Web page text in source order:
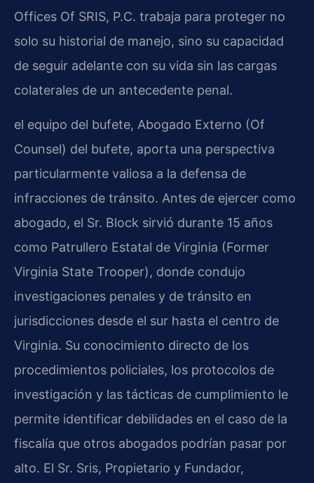
Offices Of SRIS, P.C. trabaja para proteger no
solo su historial de manejo, sino su capacidad
de seguir adelante con su vida sin las cargas
colaterales de un antecedente penal.
el equipo del bufete, Abogado Externo (Of
Counsel) del bufete, aporta una perspectiva
particularmente valiosa a la defensa de
infracciones de tránsito. Antes de ejercer como
abogado, el Sr. Block sirvió durante 15 años
como Patrullero Estatal de Virginia (Former
Virginia State Trooper), donde condujo
investigaciones penales y de tránsito en
jurisdicciones desde el sur hasta el centro de
Virginia. Su conocimiento directo de los
procedimientos policiales, los protocolos de
investigación y las tácticas de cumplimiento le
permite identificar debilidades en el caso de la
fiscalía que otros abogados podrían pasar por
alto. El Sr. Sris, Propietario y Fundador,